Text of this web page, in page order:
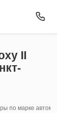
II
по марке